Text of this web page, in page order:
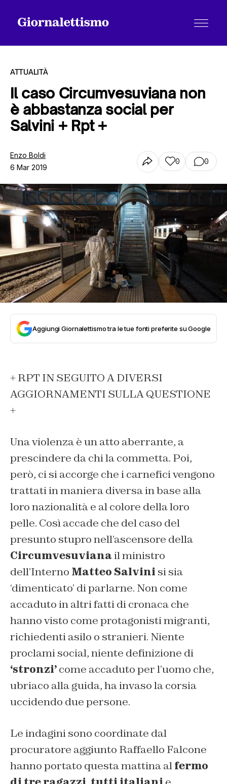
Tutti gli articoli
Chi siamo
Contatti
ATTUALITÀ
Il caso Circumvesuviana non
è abbastanza social per
Salvini + Rpt +
Enzo Boldi
6 Mar 2019
0 0
Aggiungi Giornalettismo tra le tue fonti preferite su Google
+ RPT IN SEGUITO A DIVERSI
AGGIORNAMENTI SULLA QUESTIONE
+
Una violenza è un atto aberrante, a
prescindere da chi la commetta. Poi,
però, ci si accorge che i carnefici vengono
trattati in maniera diversa in base alla
loro nazionalità e al colore della loro
pelle. Così accade che del caso del
presunto stupro nell’ascensore della
Circumvesuvianail ministro
dell’Interno Matteo Salvini si sia
‘dimenticato’ di parlarne. Non come
accaduto in altri fatti di cronaca che
hanno visto come protagonisti migranti,
richiedenti asilo o stranieri. Niente
proclami social, niente definizione di
‘stronzi’come accaduto per l’uomo che,
ubriaco alla guida, ha invaso la corsia
uccidendo due persone.
Le indagini sono coordinate dal
procuratore aggiunto Raffaello Falcone
hanno portato questa mattina alfermo